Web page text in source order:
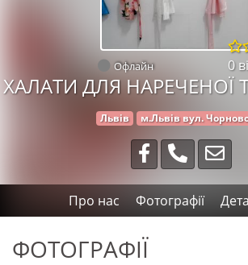
Офлайн 0
ХАЛАТИ ДЛЯ НАРЕЧЕНОЇ
Львів м.Львів вул.
Про нас Фотографії
ФОТОГРАФІЇ